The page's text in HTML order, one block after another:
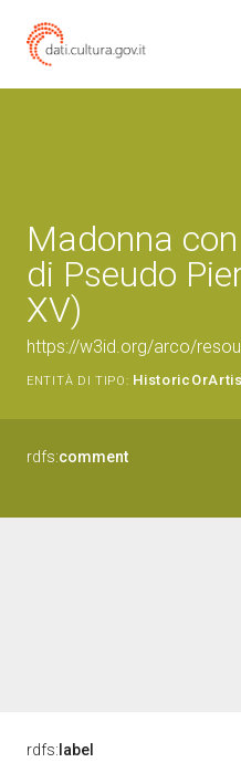
Madonna
di Pseudo
XV)
https://w3id.org/arco/
ENTITÀ DI TIPO:
rdfs:comment
rdfs: label